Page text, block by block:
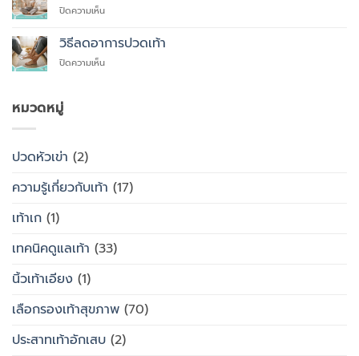
รองเท้า
สุขภาพ
ควร
รองเท้า
ไหน
ปิดความเห็นบน
สุขภาพ
กับ
รองเท้า
วิธีลดอาการปวดเท้า
ปิดความเห็นบน
หมวดหมู่
ปวดหัวเข่า (2)
ความรู้เกี่ยวกับเท้า (17)
เท้าเก (1)
เทคนิคดูแลเท้า (33)
นิ้วเท้าเอียง (1)
เลือกรองเท้าสุขภาพ (70)
ประสาทเท้าอักเสบ (2)